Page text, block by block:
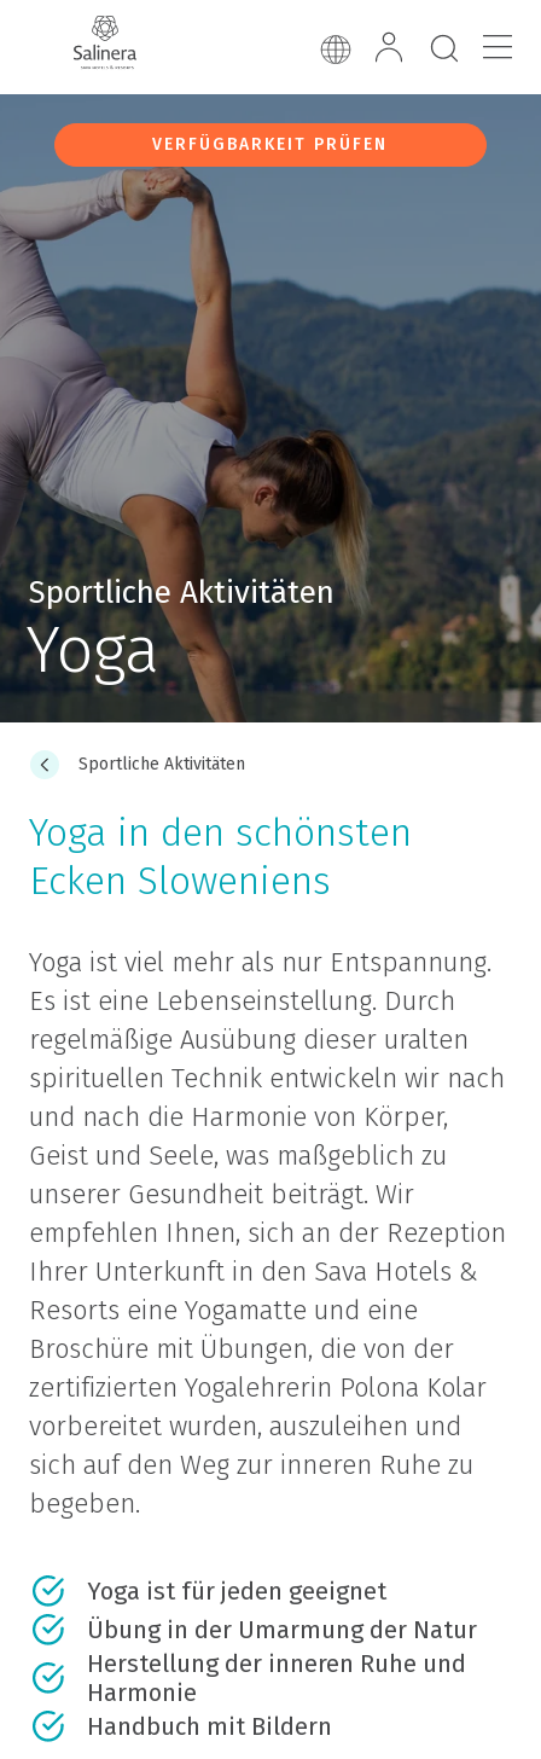
VERFÜGBARKEIT PRÜFEN
Sportliche Aktivitäten
Yoga
Sportliche Aktivitäten
Yoga in den schönsten
Ecken Sloweniens
Yoga ist viel mehr als nur Entspannung.
Es ist eine Lebenseinstellung. Durch
regelmäßige Ausübung dieser uralten
spirituellen Technik entwickeln wir nach
und nach die Harmonie von Körper,
Geist und Seele, was maßgeblich zu
unserer Gesundheit beiträgt. Wir
empfehlen Ihnen, sich an der Rezeption
Ihrer Unterkunft in den Sava Hotels &
Resorts eine Yogamatte und eine
Broschüre mit Übungen, die von der
zertifizierten Yogalehrerin Polona Kolar
vorbereitet wurden, auszuleihen und
sich auf den Weg zur inneren Ruhe zu
begeben.
Yoga ist für jeden geeignet
Übung in der Umarmung der Natur
Herstellung der inneren Ruhe und
Harmonie
Handbuch mit Bildern